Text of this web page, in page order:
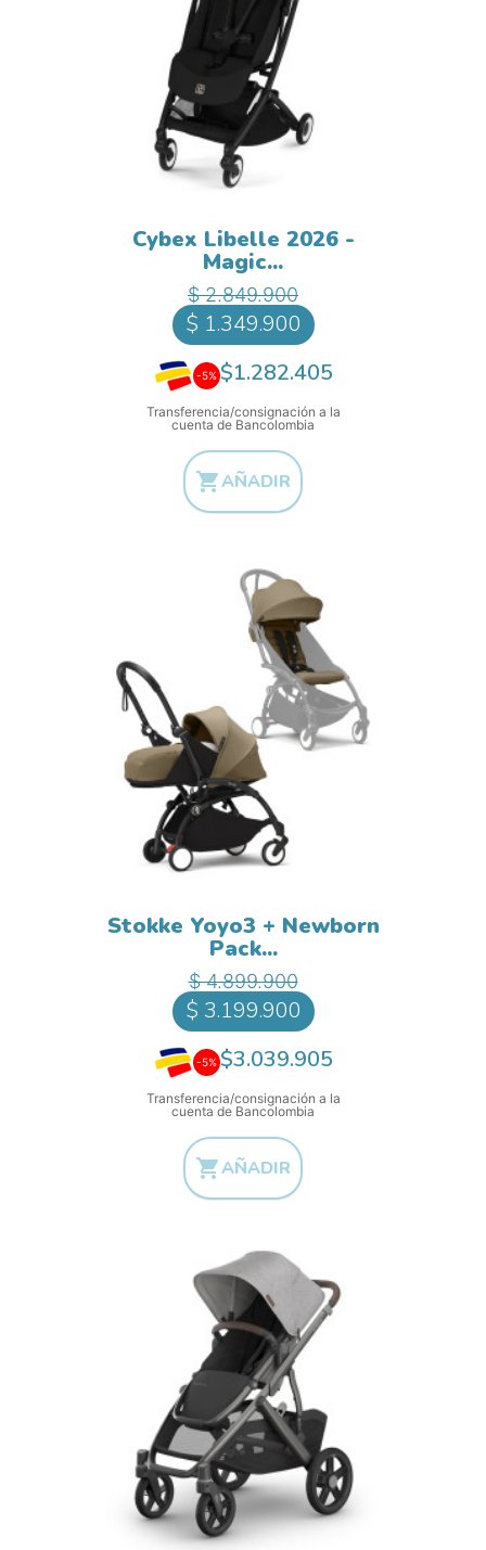
Cybex Libelle 2026 -
Magic...
Precio base
$ 2.849.900
$ 1.349.900
-5% $1.282.405
Transferencia/consignación a la
cuenta de Bancolombia
AÑADIR
Stokke Yoyo3 + Newborn
Pack...Precio base
$ 4.899.900Precio
$ 3.199.900
-5% $3.039.905
Transferencia/consignación a la
cuenta de Bancolombia
AÑADIR